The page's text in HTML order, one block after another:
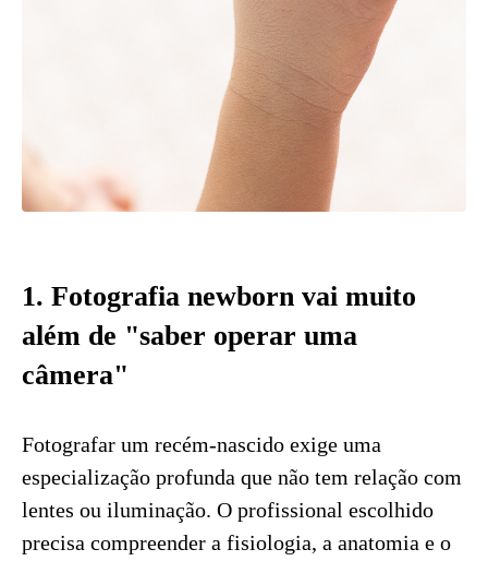
1. Fotografia newborn vai muito
além de "saber operar uma
câmera"
Fotografar um recém-nascido exige uma
especialização profunda que não tem relação com
lentes ou iluminação. O profissional escolhido
precisa compreender a fisiologia, a anatomia e o